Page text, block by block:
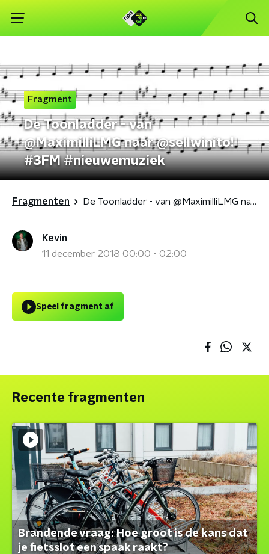
Fragment
De Toonladder - van
@MaximilliLMG naar @sellwinito!
#3FM #nieuwemuziek
Fragmenten De Toonladder - van @MaximilliLMG naar @sellwinito! #3FM #nieuwemuziek
Kevin
11 december 2018 00:00 - 02:00
Speel fragment af
Recente fragmenten
Brandende vraag: Hoe groot is de kans dat
je fietsslot een spaak raakt?